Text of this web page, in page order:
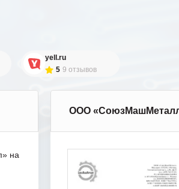
yell.ru
5 9 отзывов
на
ООО